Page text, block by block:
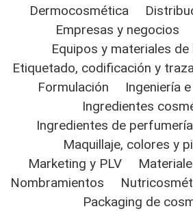
Dermocosmética
Empresas y negocios
Equipos y materiales
Etiquetado, codificación y
Formulación
Ingeniería
Ingredientes
Ingredientes de perfumería
Maquillaje, colores y
Marketing y PLV
Nombramientos
Packaging de